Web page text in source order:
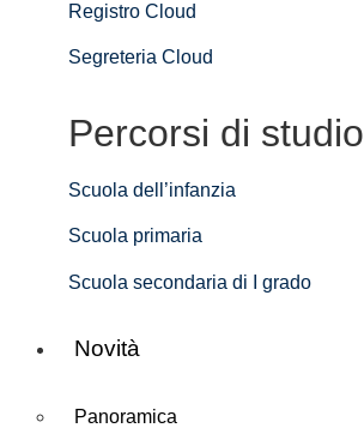
Registro Cloud
Segreteria Cloud
Percorsi di studio
Scuola dell’infanzia
Scuola primaria
Scuola secondaria di I grado
Novità
Panoramica